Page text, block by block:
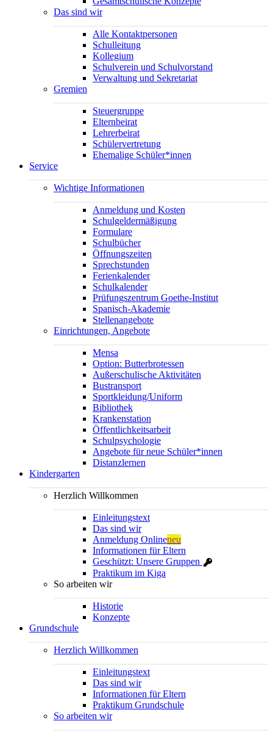
Das sind wir
Alle Kontaktpersonen
Schulleitung
Kollegium
Schulverein und Schulvorstand
Verwaltung und Sekretariat
Gremien
Steuergruppe
Elternbeirat
Lehrerbeirat
Schülervertretung
Ehemalige Schüler*innen
Service
Wichtige Informationen
Anmeldung und Kosten
Schulgeldermäßigung
Formulare
Schulbücher
Öffnungszeiten
Sprechstunden
Ferienkalender
Schulkalender
Prüfungszentrum Goethe-Institut
Spanisch-Akademie
Stellenangebote
Einrichtungen, Angebote
Mensa
Option: Butterbrotessen
Außerschulische Aktivitäten
Bustransport
Sportkleidung/Uniform
Bibliothek
Krankenstation
Öffentlichkeitsarbeit
Schulpsychologie
Angebote für neue Schüler*innen
Distanzlernen
Kindergarten
Herzlich Willkommen
Einleitungstext
Das sind wir
Anmeldung Onlineneu
Informationen für Eltern
Geschützt: Unsere Gruppen
Praktikum im Kiga
So arbeiten wir
Historie
Konzepte
Grundschule
Herzlich Willkommen
Einleitungstext
Das sind wir
Informationen für Eltern
Praktikum Grundschule
So arbeiten wir